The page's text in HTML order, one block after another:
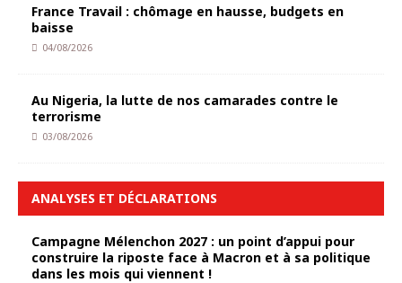
France Travail : chômage en hausse, budgets en
baisse
04/08/2026
Au Nigeria, la lutte de nos camarades contre le
terrorisme
03/08/2026
ANALYSES ET DÉCLARATIONS
Campagne Mélenchon 2027 : un point d’appui pour
construire la riposte face à Macron et à sa politique
dans les mois qui viennent !